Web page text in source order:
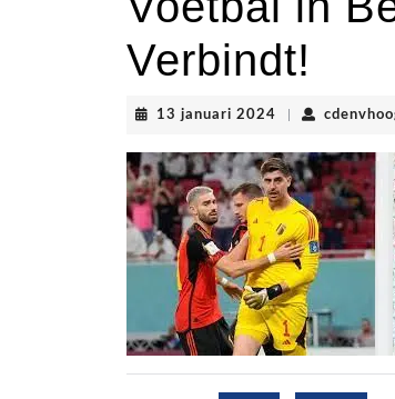
Verbindt!
13 januari 2024 13
2024